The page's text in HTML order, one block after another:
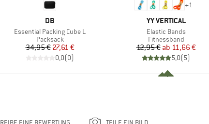
MARKE
DB
Artikel
Essential Packing Cube L
Produktgruppe
Packsack
Preis
34,95 €reduzierter Preis
27,61 €
0,0(0)
+1
MARKE
YY VERTICAL
Artikel
Elastic Bands
Produktgruppe
Fitnessband
Preis
12,95 € reduzierter
ab 11,66 €
5,0(5)